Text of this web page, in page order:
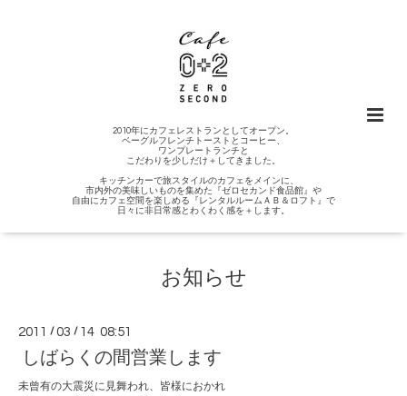
2010年にカフェレストランとしてオープン。
ベーグルフレンチトーストとコーヒー、
ワンプレートランチと
こだわりを少しだけ＋してきました。
キッチンカーで旅スタイルのカフェをメインに、
市内外の美味しいものを集めた『ゼロセカンド食品館』や
自由にカフェ空間を楽しめる『レンタルルームＡＢ＆ロフト』で
日々に非日常感とわくわく感を＋します。
お知らせ
2011 /03 / 14 08:51
しばらくの間営業します
未曾有の大震災に見舞われ、皆様におかれ